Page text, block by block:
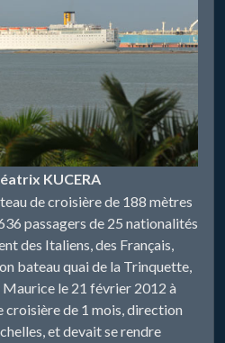
KUCERA
de croisière de 188 mètres
passagers de 25 nationalités
des Italiens, des Français,
bateau quai de la Trinquette,
le 21 février 2012 à
croisière de 1 mois, direction
et devait se rendre